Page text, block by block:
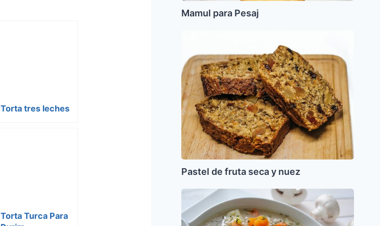
Torta tres leches
Torta Turca Para
Mamul para Pesaj
fruta
seca
y
nuez
Pastel de fruta seca y nuez
Krupnik
(Sopa
de